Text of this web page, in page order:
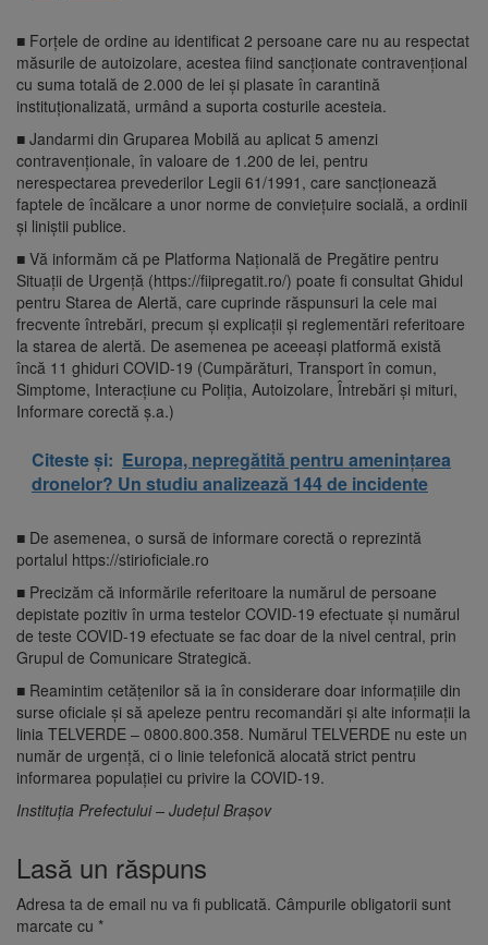
■ Forțele de ordine au identificat 2 persoane care nu au respectat
măsurile de autoizolare, acestea fiind sancționate contravențional
cu suma totală de 2.000 de lei și plasate în carantină
instituţionalizată, urmând a suporta costurile acesteia.
■ Jandarmi din Gruparea Mobilă au aplicat 5 amenzi
contravenționale, în valoare de 1.200 de lei, pentru
nerespectarea prevederilor Legii 61/1991, care sancționează
faptele de încălcare a unor norme de conviețuire socială, a ordinii
și liniștii publice.
■ Vă informăm că pe Platforma Națională de Pregătire pentru
Situații de Urgență (https://fiipregatit.ro/) poate fi consultat Ghidul
pentru Starea de Alertă, care cuprinde răspunsuri la cele mai
frecvente întrebări, precum și explicații și reglementări referitoare
la starea de alertă. De asemenea pe aceeași platformă există
încă 11 ghiduri COVID-19 (Cumpărături, Transport în comun,
Simptome, Interacțiune cu Poliția, Autoizolare, Întrebări și mituri,
Informare corectă ș.a.)
Citeste și: Europa, nepregătită pentru amenințarea
dronelor? Un studiu analizează 144 de incidente
■ De asemenea, o sursă de informare corectă o reprezintă
portalul https://stirioficiale.ro
■ Precizăm că informările referitoare la numărul de persoane
depistate pozitiv în urma testelor COVID-19 efectuate și numărul
de teste COVID-19 efectuate se fac doar de la nivel central, prin
Grupul de Comunicare Strategică.
■ Reamintim cetățenilor să ia în considerare doar informațiile din
surse oficiale și să apeleze pentru recomandări și alte informații la
linia TELVERDE – 0800.800.358. Numărul TELVERDE nu este un
număr de urgență, ci o linie telefonică alocată strict pentru
informarea populației cu privire la COVID-19.
Instituția Prefectului – Județul Brașov
Lasă un răspuns
Adresa ta de email nu va fi publicată. Câmpurile obligatorii sunt
marcate cu *